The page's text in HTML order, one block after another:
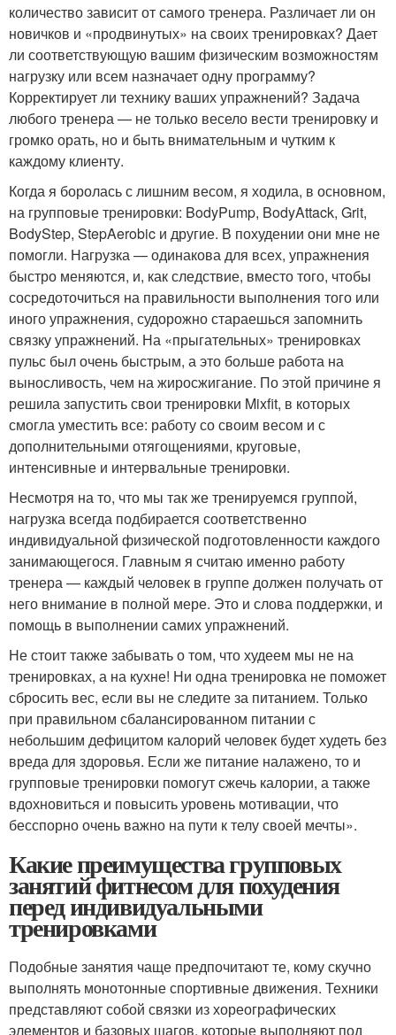
количество зависит от самого тренера. Различает ли он
новичков и «продвинутых» на своих тренировках? Дает
ли соответствующую вашим физическим возможностям
нагрузку или всем назначает одну программу?
Корректирует ли технику ваших упражнений? Задача
любого тренера — не только весело вести тренировку и
громко орать, но и быть внимательным и чутким к
каждому клиенту.
Когда я боролась с лишним весом, я ходила, в основном,
на групповые тренировки: BodyPump, BodyAttack, Grit,
BodyStep, StepAerobic и другие. В похудении они мне не
помогли. Нагрузка — одинакова для всех, упражнения
быстро меняются, и, как следствие, вместо того, чтобы
сосредоточиться на правильности выполнения того или
иного упражнения, судорожно стараешься запомнить
связку упражнений. На «прыгательных» тренировках
пульс был очень быстрым, а это больше работа на
выносливость, чем на жиросжигание. По этой причине я
решила запустить свои тренировки Mixfit, в которых
смогла уместить все: работу со своим весом и с
дополнительными отягощениями, круговые,
интенсивные и интервальные тренировки.
Несмотря на то, что мы так же тренируемся группой,
нагрузка всегда подбирается соответственно
индивидуальной физической подготовленности каждого
занимающегося. Главным я считаю именно работу
тренера — каждый человек в группе должен получать от
него внимание в полной мере. Это и слова поддержки, и
помощь в выполнении самих упражнений.
Не стоит также забывать о том, что худеем мы не на
тренировках, а на кухне! Ни одна тренировка не поможет
сбросить вес, если вы не следите за питанием. Только
при правильном сбалансированном питании с
небольшим дефицитом калорий человек будет худеть без
вреда для здоровья. Если же питание налажено, то и
групповые тренировки помогут сжечь калории, а также
вдохновиться и повысить уровень мотивации, что
бесспорно очень важно на пути к телу своей мечты».
Какие преимущества групповых
занятий фитнесом для похудения
перед индивидуальными
тренировками
Подобные занятия чаще предпочитают те, кому скучно
выполнять монотонные спортивные движения. Техники
представляют собой связки из хореографических
элементов и базовых шагов, которые выполняют под